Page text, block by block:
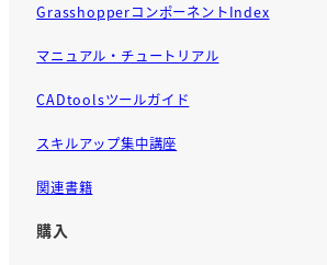
GrasshopperコンポーネントIndex
マニュアル・チュートリアル
CADtoolsツールガイド
スキルアップ集中講座
関連書籍
購入